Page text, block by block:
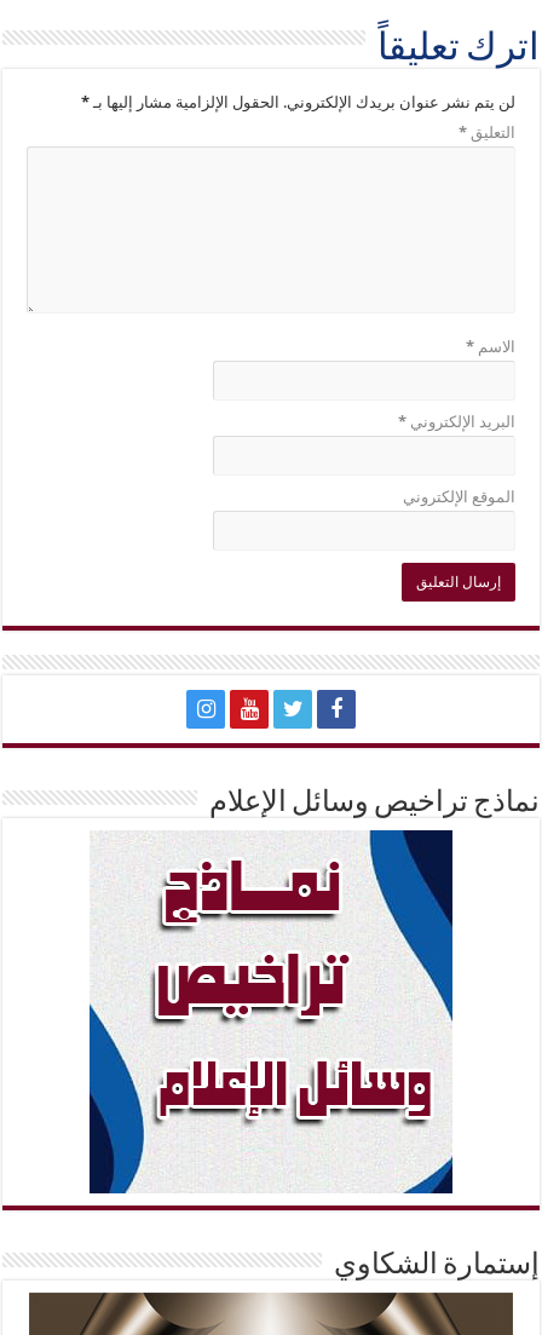
اترك تعليقاً
لن يتم نشر عنوان بريدك الإلكتروني. الحقول الإلزامية مشار إليها بـ*
التعليق*
الاسم*
البريد الإلكتروني*
الموقع الإلكتروني
نماذج تراخيص وسائل الإعلام
إستمارة الشكاوي